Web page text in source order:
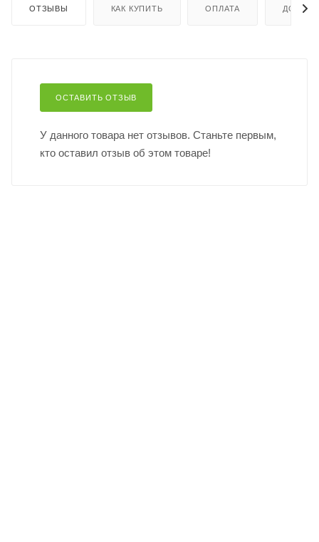
ОТЗЫВЫ КАК КУПИТЬ ОПЛАТА
ОСТАВИТЬ ОТЗЫВ
У данного товара нет отзывов. Станьте первым,
кто оставил отзыв об этом товаре!